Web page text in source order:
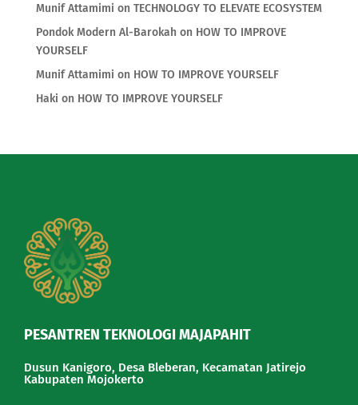
Munif Attamimi on TECHNOLOGY TO ELEVATE ECOSYSTEM
Pondok Modern Al-Barokah on HOW TO IMPROVE
YOURSELF
Munif Attamimi on HOW TO IMPROVE YOURSELF
Haki on HOW TO IMPROVE YOURSELF
PESANTREN TEKNOLOGI MAJAPAHIT
Dusun Kanigoro, Desa Bleberan, Kecamatan Jatirejo
Kabupaten Mojokerto